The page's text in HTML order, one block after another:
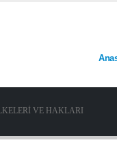
VE HAKLARI